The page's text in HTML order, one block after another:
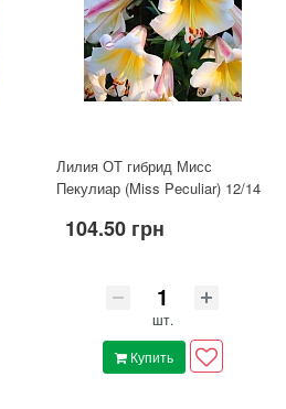
Лилия ОТ гибрид Мисс
Пекулиар (Miss Peculiar) 12/14
104.50 грн
шт.
Купить